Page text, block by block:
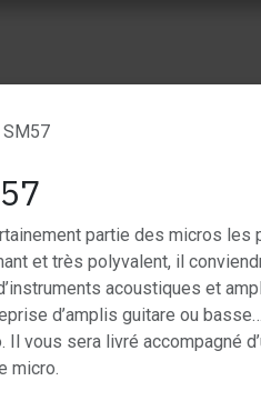
SM57
partie des micros les
et très polyvalent, il
acoustiques et
d’amplis guitare ou
Il vous sera livré accompagné
micro.